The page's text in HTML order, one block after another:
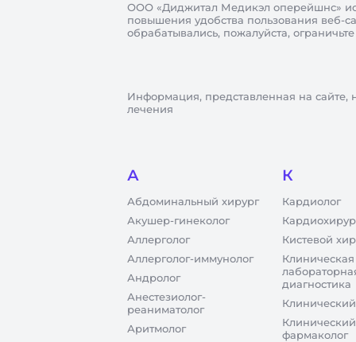
ООО «Диджитал Медикэл оперейшнс»
повышения удобства пользования веб-
обрабатывались, пожалуйста,
Информация, представленная на сайте,
лечения
А
Абдоминальный хирург
Акушер-гинеколог
Аллерголог
Аллерголог-иммунолог
Андролог
Анестезиолог-
реаниматолог
Аритмолог
К
Кардиолог
Кистевой
Клиническая
диагностика
Клинический
фармаколог